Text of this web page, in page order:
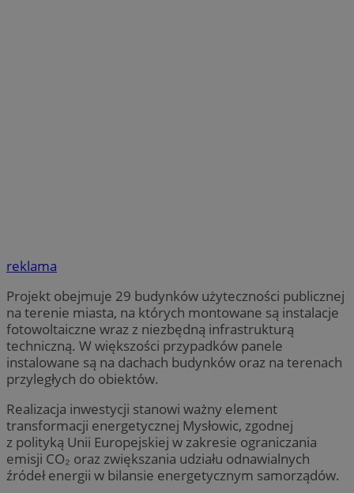
reklama
Projekt obejmuje 29 budynków użyteczności publicznej
na terenie miasta, na których montowane są instalacje
fotowoltaiczne wraz z niezbędną infrastrukturą
techniczną. W większości przypadków panele
instalowane są na dachach budynków oraz na terenach
przyległych do obiektów.
Realizacja inwestycji stanowi ważny element
transformacji energetycznej Mysłowic, zgodnej
z polityką Unii Europejskiej w zakresie ograniczania
emisji CO₂ oraz zwiększania udziału odnawialnych
źródeł energii w bilansie energetycznym samorządów.